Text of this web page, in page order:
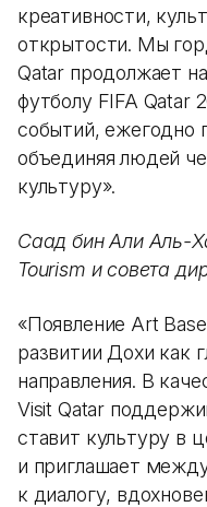
креативности,
открытости. Мы
Qatar продолжает
футболу FIFA Qatar
событий, ежегодно
объединяя людей
культуру».
Саад бин Али Аль-
Tourism и совета
«Появление Art
развитии Дохи как
направления. В
Visit Qatar
ставит культуру в
и приглашает
к диалогу,